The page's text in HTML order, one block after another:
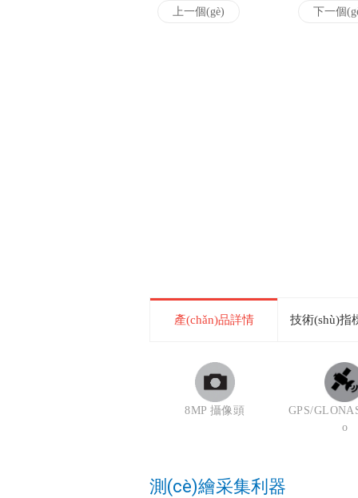
上一個(gè) 下一個
產(chǎn)品詳情 技術(shù)指
8MP 攝像頭
GPS/
o
測(cè)繪采集利器